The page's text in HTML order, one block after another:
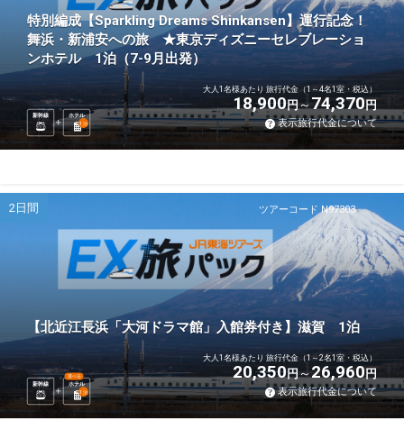
特別編成【Sparkling Dreams Shinkansen】運行記念！
舞浜・新浦安への旅 ★東京ディズニーセレブレーショ
ンホテル 1泊（7-9月出発）
新幹線
ホテル
1 泊
大人1名様あたり 旅行代金（1～4名1室・税込）
18,900円 74,370円
表示旅行代金について
ツアーコード N97303
2日間
【北近江長浜「大河ドラマ館」入館券付き】滋賀 1泊
新幹線 ホテル
選べる
1 泊
大人1名様あたり 旅行代金（1～2名1室・税込）
20,350円 26,960円
表示旅行代金について